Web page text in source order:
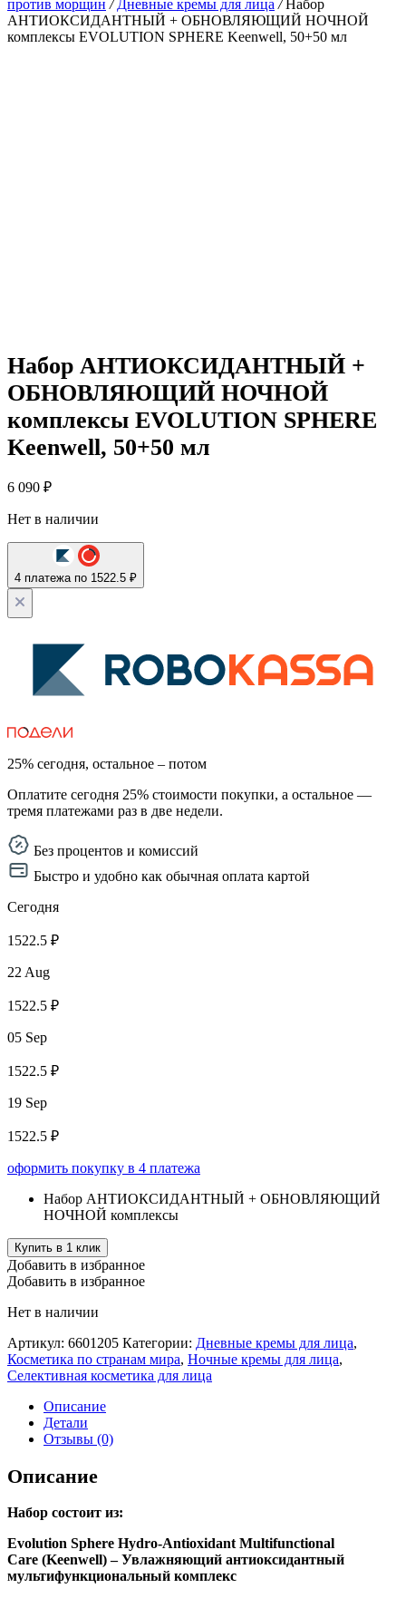
против морщин / Дневные кремы для лица / Набор
АНТИОКСИДАНТНЫЙ + ОБНОВЛЯЮЩИЙ НОЧНОЙ
комплексы EVOLUTION SPHERE Keenwell, 50+50 мл
Набор АНТИОКСИДАНТНЫЙ +
ОБНОВЛЯЮЩИЙ НОЧНОЙ
комплексы EVOLUTION SPHERE
Keenwell, 50+50 мл
6 090 ₽
Нет в наличии
4 платежа по 1522.5 ₽
25% сегодня, остальное – потом
Оплатите сегодня 25% стоимости покупки, а остальное —
тремя платежами раз в две недели.
Без процентов и комиссий
Быстро и удобно как обычная оплата картой
Сегодня
1522.5 ₽
22 Aug
1522.5 ₽
05 Sep
1522.5 ₽
19 Sep
1522.5 ₽
оформить покупку в 4 платежа
Набор АНТИОКСИДАНТНЫЙ + ОБНОВЛЯЮЩИЙ
НОЧНОЙ комплексы
Купить в 1 клик
Добавить в избранное
Добавить в избранное
Нет в наличии
Артикул: 6601205 Категории: Дневные кремы для лица,
Косметика по странам мира, Ночные кремы для лица,
Селективная косметика для лица
Описание
Детали
Отзывы (0)
Описание
Набор состоит из:
Evolution Sphere Hydro-Antioxidant Multifunctional
Care (Keenwell) – Увлажняющий антиоксидантный
мультифункциональный комплекс